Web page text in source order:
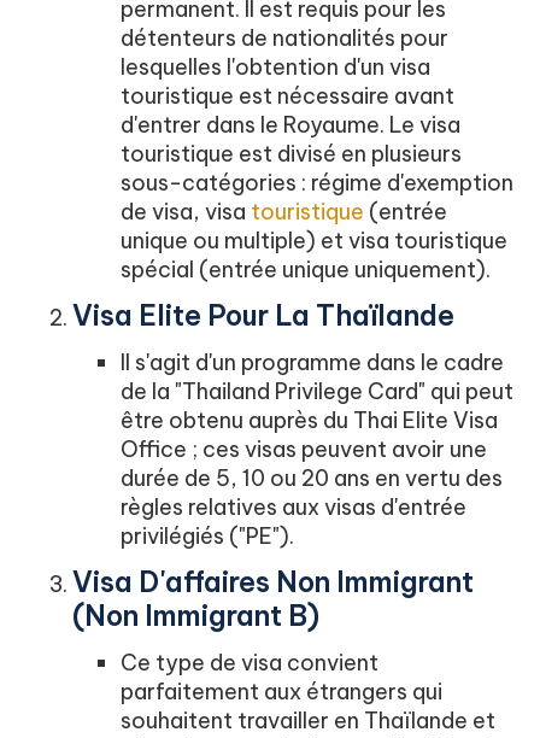
permanent. Il est requis pour les
détenteurs de nationalités pour
lesquelles l'obtention d'un visa
touristique est nécessaire avant
d'entrer dans le Royaume. Le visa
touristique est divisé en plusieurs
sous-catégories : régime d'exemption
de visa, visa touristique (entrée
unique ou multiple) et visa touristique
spécial (entrée unique uniquement).
Visa Elite Pour La Thaïlande
Il s'agit d'un programme dans le cadre
de la "Thailand Privilege Card" qui peut
être obtenu auprès du Thai Elite Visa
Office ; ces visas peuvent avoir une
durée de 5, 10 ou 20 ans en vertu des
règles relatives aux visas d'entrée
privilégiés ("PE").
Visa D'affaires Non Immigrant
(non Immigrant B)
Ce type de visa convient
parfaitement aux étrangers qui
souhaitent travailler en Thaïlande et